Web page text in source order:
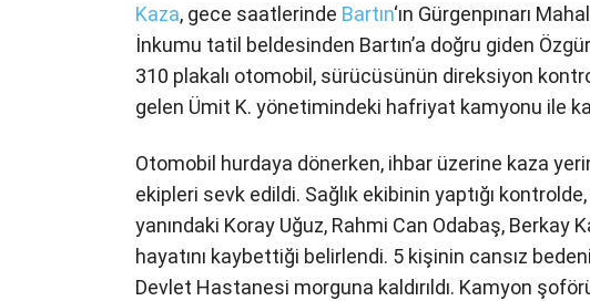
Kaza, gece saatlerinde Bartın‘ın Gürgenpınarı
İnkumu tatil beldesinden Bartın’a doğru giden
310 plakalı otomobil, sürücüsünün direksiyon
gelen Ümit K. yönetimindeki hafriyat kamyonu ile
Otomobil hurdaya dönerken, ihbar üzerine kaza
ekipleri sevk edildi. Sağlık ekibinin yaptığı
yanındaki Koray Uğuz, Rahmi Can Odabaş, Berkay
hayatını kaybettiği belirlendi. 5 kişinin cansız
Devlet Hastanesi morguna kaldırıldı. Kamyon